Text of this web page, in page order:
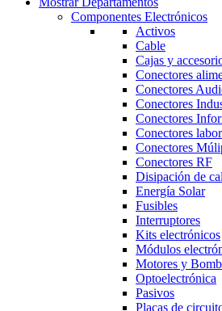
Componentes Electrónicos
Activos
Cable
Cajas y
Conectores
Conectores
Conectores
Conectores
Conectores
Conectores
Conectores RF
Disipación de
Energía Solar
Fusibles
Interruptores
Kits electrónicos
Módulos
Motores y
Optoelectrónica
Pasivos
Placas de